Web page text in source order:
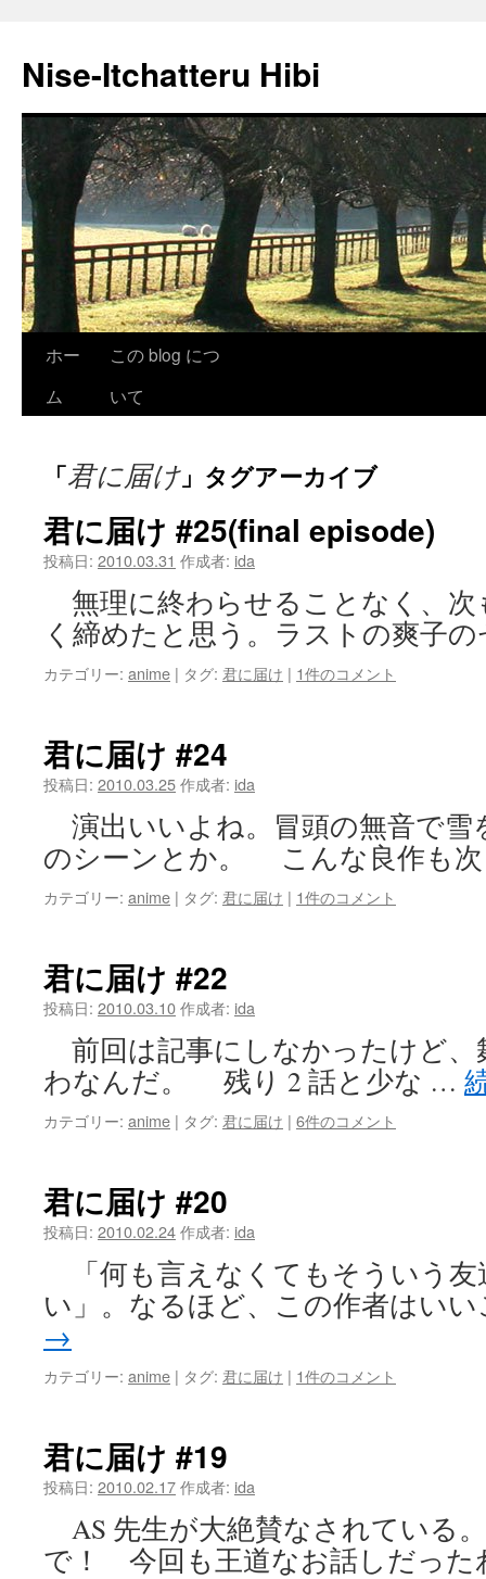
Nise-Itchatteru Hibi
ツ
へ
ッ
ホー
ム
この blog につ
いて
「君に届け」タグアーカイブ
君に届け #25(final episode)
投稿日: 2010.03.31 作成者: ida
無理に終わらせることなく、次
く締めたと思う。ラストの爽子
カテゴリー: anime | タグ: 君に届け | 1件のコメント
君に届け #24
投稿日: 2010.03.25作成者: ida
演出いいよね。冒頭の無音で雪
のシーンとか。 こんな良作も
カテゴリー: anime | タグ: 君に届け | 1件のコメント
君に届け #22
投稿日: 2010.03.10作成者: ida
前回は記事にしなかったけど、
わなんだ。 残り 2 話と少な …
カテゴリー: anime | タグ: 君に届け | 6件のコメント
君に届け #20
投稿日: 2010.02.24作成者: ida
「何も言えなくてもそういう
い」。なるほど、この作者はい
→
カテゴリー: anime | タグ: 君に届け | 1件のコメント
君に届け #19
投稿日: 2010.02.17作成者: ida
AS 先生が大絶賛なされてい
で！ 今回も王道なお話しだっ